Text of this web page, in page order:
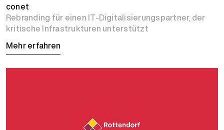
conet
Rebranding für einen IT-Digitalisierungspartner, der
kritische Infrastrukturen unterstützt
Mehr erfahren